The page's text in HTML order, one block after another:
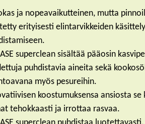
ja nopeavaikutteinen, mutta
erityisesti elintarvikkeiden
superclean sisältää pääosin
puhdistavia aineita sekä
myös pesureihin.
koostumuksensa ansiosta
tehokkaasti ja irrottaa rasvaa.